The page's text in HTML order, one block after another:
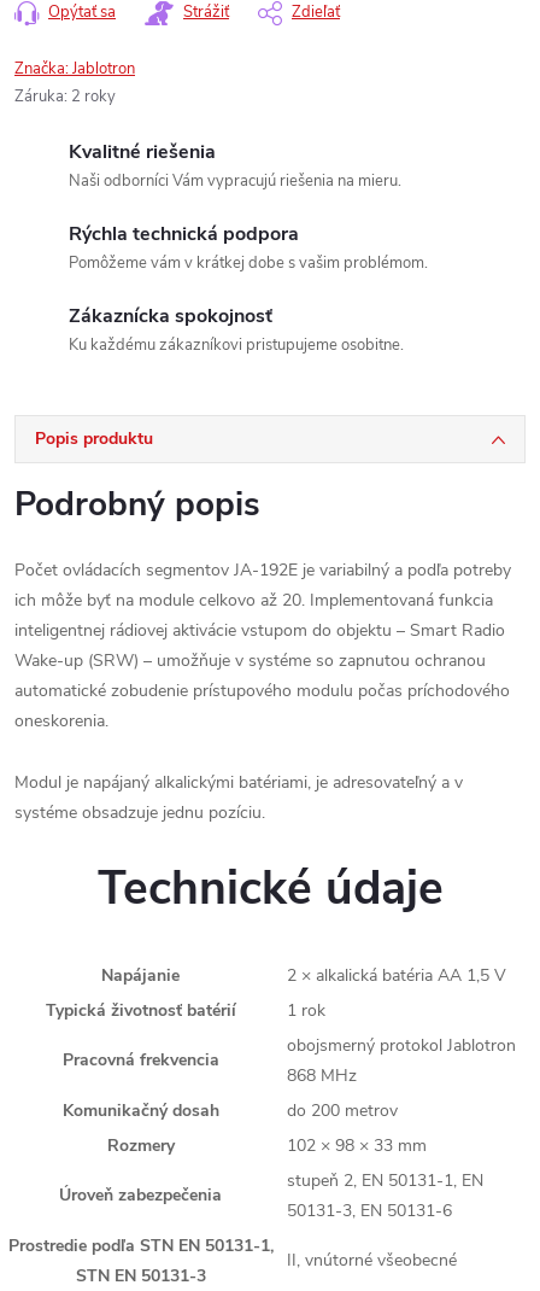
Opýtať sa Strážiť Zdieľať
Značka:Jablotron
Záruka: 2 roky
Kvalitné riešenia
Naši odborníci Vám vypracujú riešenia na mieru.
Rýchla technická podpora
Pomôžeme vám v krátkej dobe s vašim problémom.
Zákaznícka spokojnosť
Ku každému zákazníkovi pristupujeme osobitne.
Popis produktu
Podrobný popis
Počet ovládacích segmentov JA-192E je variabilný a podľa potreby
ich môže byť na module celkovo až 20. Implementovaná funkcia
inteligentnej rádiovej aktivácie vstupom do objektu – Smart Radio
Wake-up (SRW) – umožňuje v systéme so zapnutou ochranou
automatické zobudenie prístupového modulu počas príchodového
oneskorenia.
Modul je napájaný alkalickými batériami, je adresovateľný a v
systéme obsadzuje jednu pozíciu.
Technické údaje
Napájanie
2 × alkalická batéria AA 1,5 V
Typická životnosť batérií
1 rok
Pracovná frekvencia
obojsmerný protokol Jablotron
868 MHz
Komunikačný dosah
do 200 metrov
Rozmery
102 × 98 × 33 mm
Úroveň zabezpečenia
stupeň 2, EN 50131-1, EN
50131-3, EN 50131-6
Prostredie podľa STN EN 50131-1,
STN EN 50131-3
II, vnútorné všeobecné